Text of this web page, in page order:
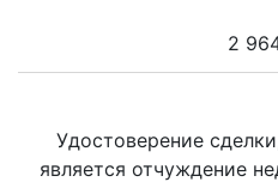
2
Удостоверение
является отчуждение